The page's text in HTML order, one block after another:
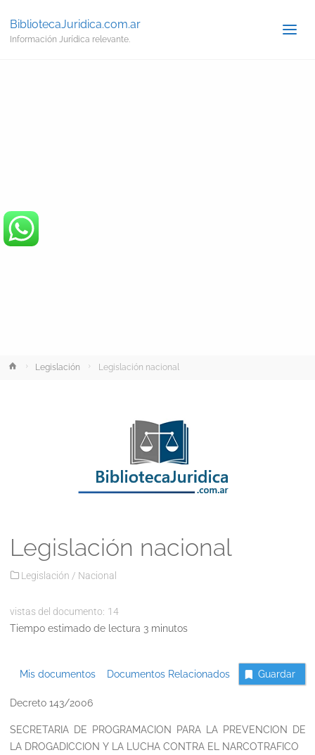
BibliotecaJuridica.com.ar
Información Jurídica relevante.
InicioLegislación Legislación nacional
Legislación nacional
Legislación / Nacional
vistas del documento: 14
Tiempo estimado de lectura 3 minutos
Mis documentos Documentos Relacionados Guardar
Decreto 143/2006
SECRETARIA DE PROGRAMACION PARA LA PREVENCION DE
LA DROGADICCION Y LA LUCHA CONTRA EL NARCOTRAFICO